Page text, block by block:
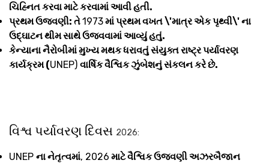
ચિહ્નિત કરવા માટે કરવામાં આવી હતી.
પ્રથમ ઉજવણી: તે1973માં પ્રથમ વખત \'માત્ર એક પૃથ્વી\' ના
ઉદ્ઘાટન થીમ સાથે ઉજવવામાં આવ્યું હતું.
કેન્યાના નૈરોબીમાં મુખ્ય મથક ધરાવતું સંયુક્ત રાષ્ટ્ર પર્યાવરણ
કાર્યક્રમ (UNEP) વાર્ષિક વૈશ્વિક ઝુંબેશનું સંકલન કરે છે.
વિશ્વ પર્યાવરણ દિવસ 2026:
UNEP ના નેતૃત્વમાં, 2026 માટે વૈશ્વિક ઉજવણી અઝરબૈજાન